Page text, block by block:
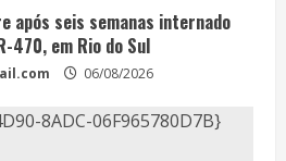
após seis semanas internado
470, em Rio do Sul
06/08/2026